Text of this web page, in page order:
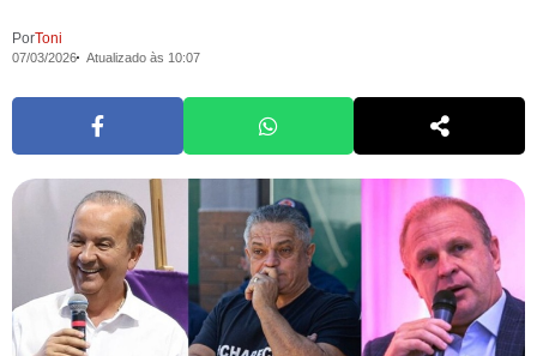
PorToni
07/03/2026 Atualizado às 10:07